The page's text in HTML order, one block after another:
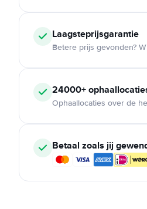
Laagsteprijsgarantie
Betere prijs gevonden?
24000+
Ophaallocaties over de
Betaal zoals jij